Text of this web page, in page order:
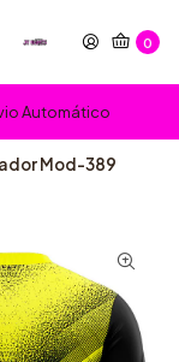
0
Automático
Mod-389